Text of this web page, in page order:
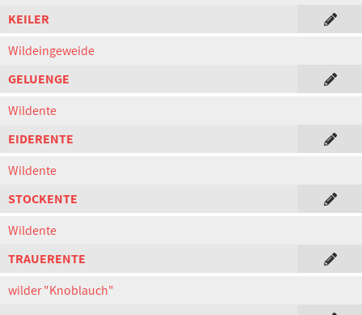
KEILER
Wildeingeweide
GELUENGE
Wildente
EIDERENTE
Wildente
STOCKENTE
Wildente
TRAUERENTE
wilder "Knoblauch"